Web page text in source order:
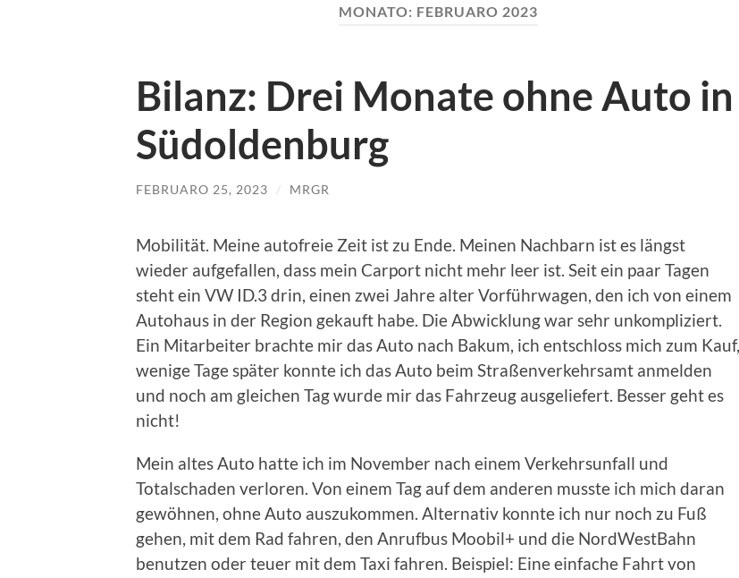
MONATO: FEBRUARO 2023
Bilanz: Drei Monate ohne Auto in
Südoldenburg
FEBRUARO 25, 2023 / MRGR
Mobilität. Meine autofreie Zeit ist zu Ende. Meinen Nachbarn ist es längst
wieder aufgefallen, dass mein Carport nicht mehr leer ist. Seit ein paar Tagen
steht ein VW ID.3 drin, einen zwei Jahre alter Vorführwagen, den ich von einem
Autohaus in der Region gekauft habe. Die Abwicklung war sehr unkompliziert.
Ein Mitarbeiter brachte mir das Auto nach Bakum, ich entschloss mich zum Kauf,
wenige Tage später konnte ich das Auto beim Straßenverkehrsamt anmelden
und noch am gleichen Tag wurde mir das Fahrzeug ausgeliefert. Besser geht es
nicht!
Mein altes Auto hatte ich im November nach einem Verkehrsunfall und
Totalschaden verloren. Von einem Tag auf dem anderen musste ich mich daran
gewöhnen, ohne Auto auszukommen. Alternativ konnte ich nur noch zu Fuß
gehen, mit dem Rad fahren, den Anrufbus Moobil+ und die NordWestBahn
benutzen oder teuer mit dem Taxi fahren. Beispiel: Eine einfache Fahrt von